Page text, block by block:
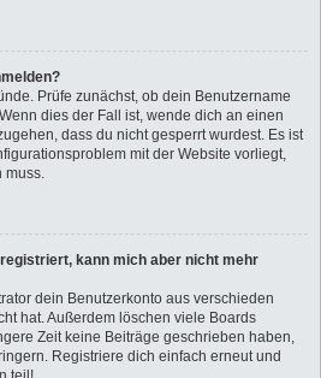
Prüfe zunächst, ob dein Benutzername
dies der Fall ist, wende dich an einen
dass du nicht gesperrt wurdest. Es ist
mit der Website vorliegt,
muss.
kann mich aber nicht mehr
dein Benutzerkonto aus verschieden
hat. Außerdem löschen viele Boards
Zeit keine Beiträge geschrieben haben,
Registriere dich einfach erneut und